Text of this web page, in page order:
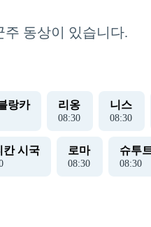
동상이 있습니다.
랑카 리옹
08:30
니스
08:30
칸 시국 로마
08:30
슈투
08:30